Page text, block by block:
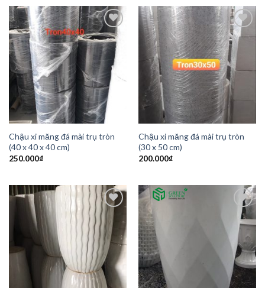
Add to
Wishlist
Chậu xi măng đá mài trụ tròn
(40 x 40 x 40 cm)
250.000₫
Add to
Wishlist
Chậu xi măng đá mài trụ tròn
(30 x 50 cm)
200.000₫
Add to
Wishlist
Add to
Wishlist